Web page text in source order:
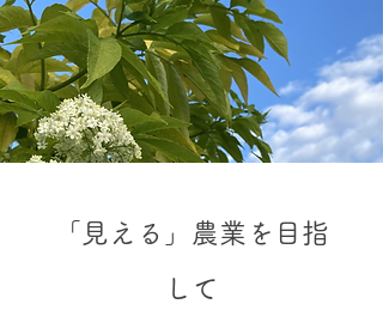
​ 「見える」農業を目指
して